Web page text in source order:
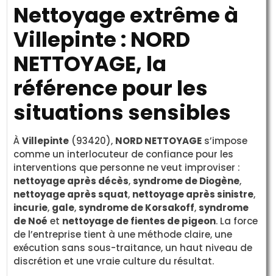
Nettoyage extrême à
Villepinte : NORD
NETTOYAGE, la
référence pour les
situations sensibles
ÀVillepinte (93420), NORD NETTOYAGE s’impose
comme un interlocuteur de confiance pour les
interventions que personne ne veut improviser :
nettoyage après décès, syndrome de Diogène,
nettoyage après squat, nettoyage après sinistre,
incurie, gale, syndrome de Korsakoff, syndrome
de Noé et nettoyage de fientes de pigeon. La force
de l’entreprise tient à une méthode claire, une
exécution sans sous-traitance, un haut niveau de
discrétion et une vraie culture du résultat.